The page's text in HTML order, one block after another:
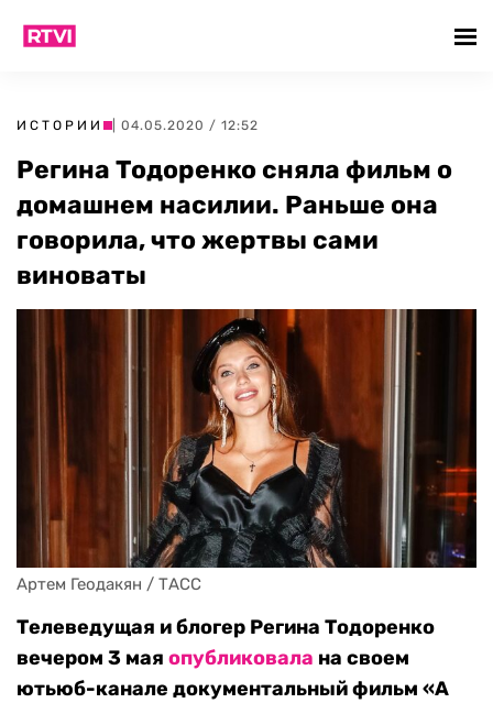
ИСТОРИИ | 04.05.2020 / 12:52
Регина Тодоренко сняла фильм о
домашнем насилии. Раньше она
говорила, что жертвы сами
виноваты
Артем Геодакян / ТАСС
Телеведущая и блогер Регина Тодоренко
вечером 3 мая опубликовала на своем
ютьюб-канале документальный фильм «А